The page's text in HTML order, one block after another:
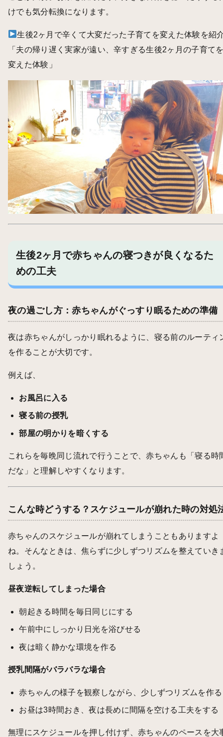
けでも気分転換になります。
生後2ヶ月で辛くて大変だった子育てを変えた体験を紹
「 夫の帰り遅く実家が遠い、辛すぎる生後2ヶ月の子育て
変えた体験 」
生後2ヶ月で赤ちゃんの寝つきが良くなるた
めの工夫
夜の過ごし方：赤ちゃんがぐっすり眠るための準備
夜は赤ちゃんがしっかり眠れるように、寝る前のルーティ
を作ることが大切です。
例えば、
お風呂に入る
寝る前の授乳
部屋の明かりを暗くする
これらを毎晩同じ流れで行うことで、赤ちゃんも「寝る時
だな」と理解しやすくなります。
こんな時どうする？スケジュールが崩れた時の対処
赤ちゃんのスケジュールが崩れてしまうこともありますよ
ね。そんなときは、焦らずに少しずつリズムを整えていき
しょう。
昼夜逆転してしまった場合
朝起きる時間を毎日同じにする
午前中にしっかり日光を浴びせる
夜は暗く静かな環境を作る
授乳間隔がバラバラな場合
赤ちゃんの様子を観察しながら、少しずつリズムを作る
お昼は3時間おき、夜は長めに間隔を空ける工夫をする
無理にスケジュールを押し付けず、赤ちゃんのペースを大